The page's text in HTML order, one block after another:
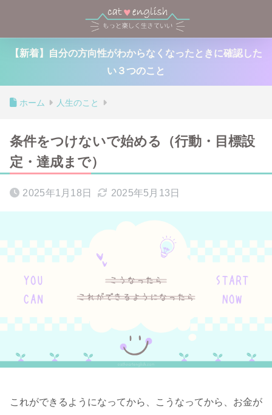
【新着】自分の方向性がわからなくなったときに確認した
い３つのこと
ホーム 人生のこと
条件をつけないで始める（行動・目標設
定・達成まで）
2025年1月18日 2025年5月13日
これができるようになってから、こうなってから、お金が